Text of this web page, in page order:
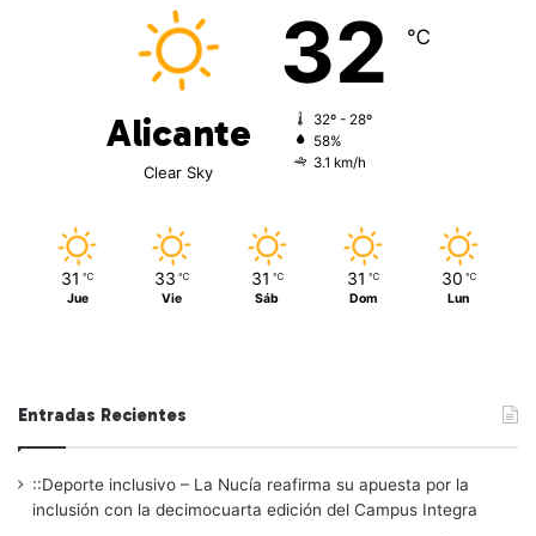
Alicante
Clear Sky
32 ℃
32º - 28º
58%
3.1 km/h
31 ℃
Jue
33 ℃
Vie
31 ℃
Sáb
31 ℃
Dom
30 ℃
Lun
Entradas Recientes
::Deporte inclusivo – La Nucía reafirma su apuesta por la
inclusión con la decimocuarta edición del Campus Integra